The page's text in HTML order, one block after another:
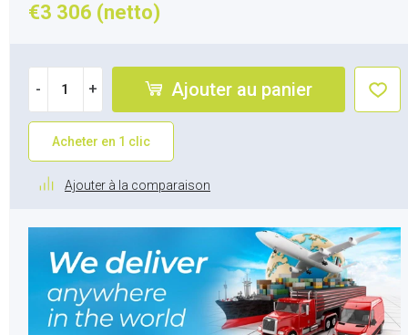
€3 306 (netto)
- + Ajouter au panier
Acheter en 1 clic
Ajouter à la comparaison